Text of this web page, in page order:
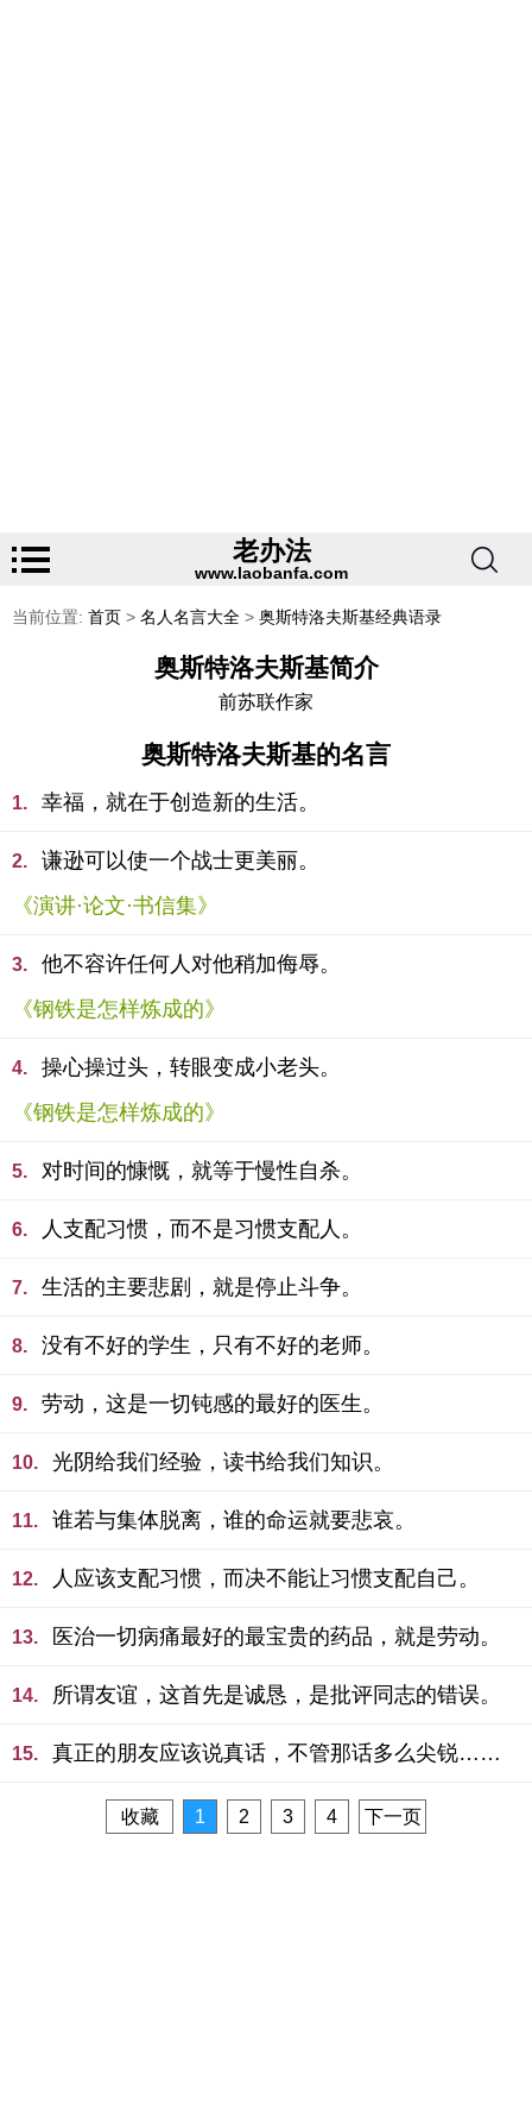
老办法
www.laobanfa.com
当前位置: 首页 > 名人名言大全 > 奥斯特洛夫斯基经典语录
奥斯特洛夫斯基简介
前苏联作家
奥斯特洛夫斯基的名言
1. 幸福，就在于创造新的生活。
2.
谦逊可以使一个战士更美丽。
《演讲·论文·书信集》
3.
他不容许任何人对他稍加侮辱。
《钢铁是怎样炼成的》
4.
操心操过头，转眼变成小老头。
《钢铁是怎样炼成的》
5. 对时间的慷慨，就等于慢性自杀。
6. 人支配习惯，而不是习惯支配人。
7. 生活的主要悲剧，就是停止斗争。
8. 没有不好的学生，只有不好的老师。
9. 劳动，这是一切钝感的最好的医生。
10. 光阴给我们经验，读书给我们知识。
11. 谁若与集体脱离，谁的命运就要悲哀。
12. 人应该支配习惯，而决不能让习惯支配自己。
13. 医治一切病痛最好的最宝贵的药品，就是劳动。
14. 所谓友谊，这首先是诚恳，是批评同志的错误。
15. 真正的朋友应该说真话，不管那话多么尖锐……
收藏 1 2 3 4 下一页